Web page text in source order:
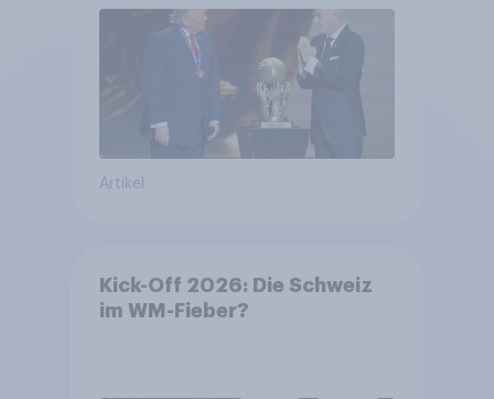
Fußball-WM ohne Politik
Artikel
Kick-Off 2026: Die Schweiz
im WM-Fieber?​